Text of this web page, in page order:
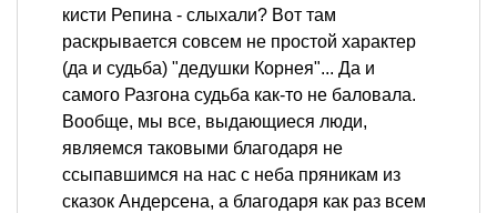
кисти Репина - слыхали? Вот там
раскрывается совсем не простой характер
(да и судьба) "дедушки Корнея"... Да и
самого Разгона судьба как-то не баловала.
Вообще, мы все, выдающиеся люди,
являемся таковыми благодаря не
ссыпавшимся на нас с неба пряникам из
сказок Андерсена, а благодаря как раз всем